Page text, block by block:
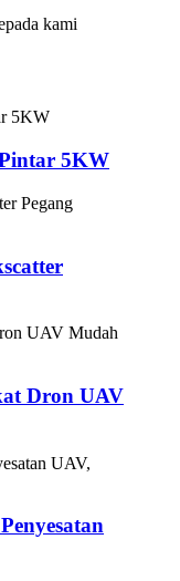
kami
5KW
Dron UAV